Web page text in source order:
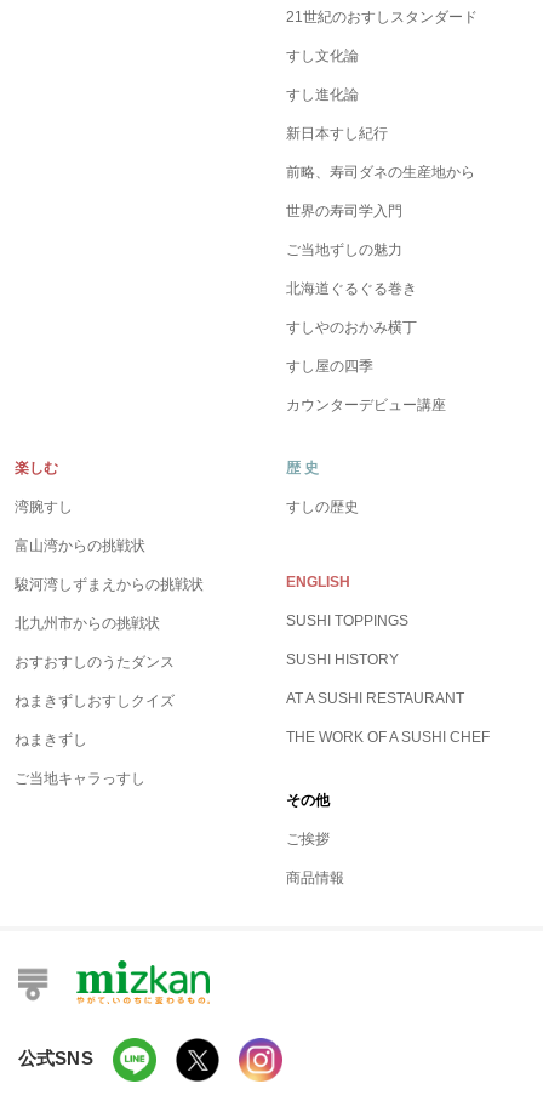
21世紀のおすしスタンダード
すし文化論
すし進化論
新日本すし紀行
前略、寿司ダネの生産地から
世界の寿司学入門
ご当地ずしの魅力
北海道ぐるぐる巻き
すしやのおかみ横丁
すし屋の四季
カウンターデビュー講座
楽しむ
湾腕すし
富山湾からの挑戦状
駿河湾しずまえからの挑戦状
北九州市からの挑戦状
おすおすしのうたダンス
ねまきずしおすしクイズ
ねまきずし
ご当地キャラっすし
歴 史
すしの歴史
ENGLISH
SUSHI TOPPINGS
SUSHI HISTORY
AT A SUSHI RESTAURANT
THE WORK OF A SUSHI CHEF
その他
ご挨拶
商品情報
公式SNS